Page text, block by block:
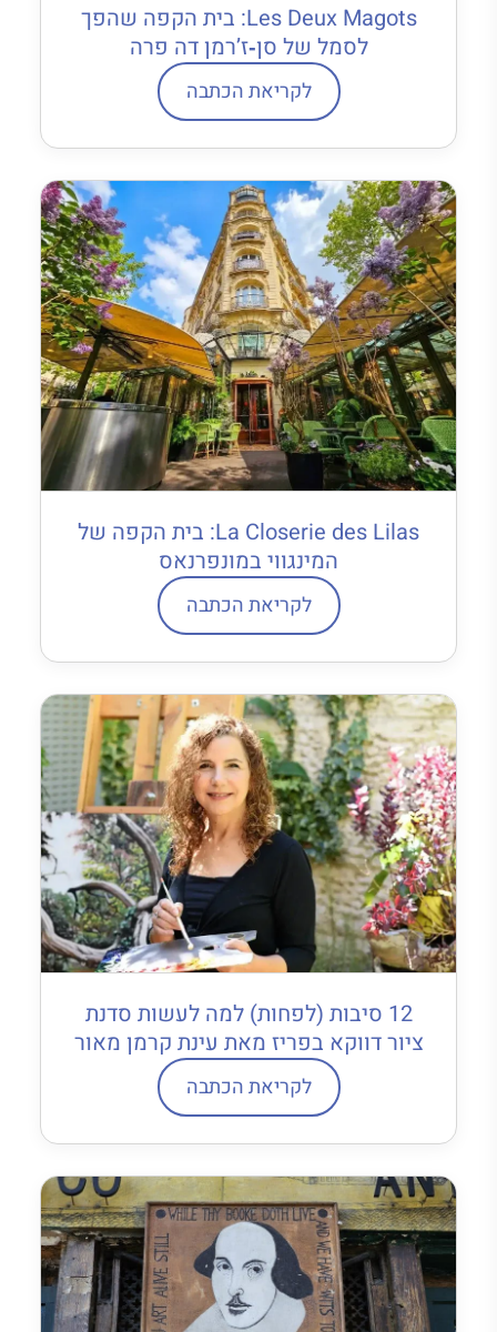
Les Deux Magots: בית הקפה שהפך
לסמל של סן‐ז’רמן דה פרה
לקריאת הכתבה
La Closerie des Lilas: בית הקפה של
המינגווי במונפרנאס
לקריאת הכתבה
12 סיבות (לפחות) למה לעשות סדנת
ציור דווקא בפריז מאת עינת קרמן מאור
לקריאת הכתבה